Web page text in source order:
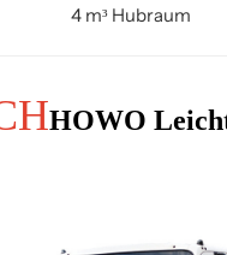
4 m³ Hubraum
HOWO